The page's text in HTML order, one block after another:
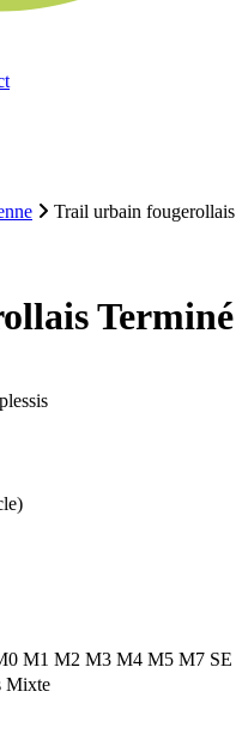
Trail urbain fougerollais
Terminé
M1 M2 M3 M4 M5 M7 SE
Mixte